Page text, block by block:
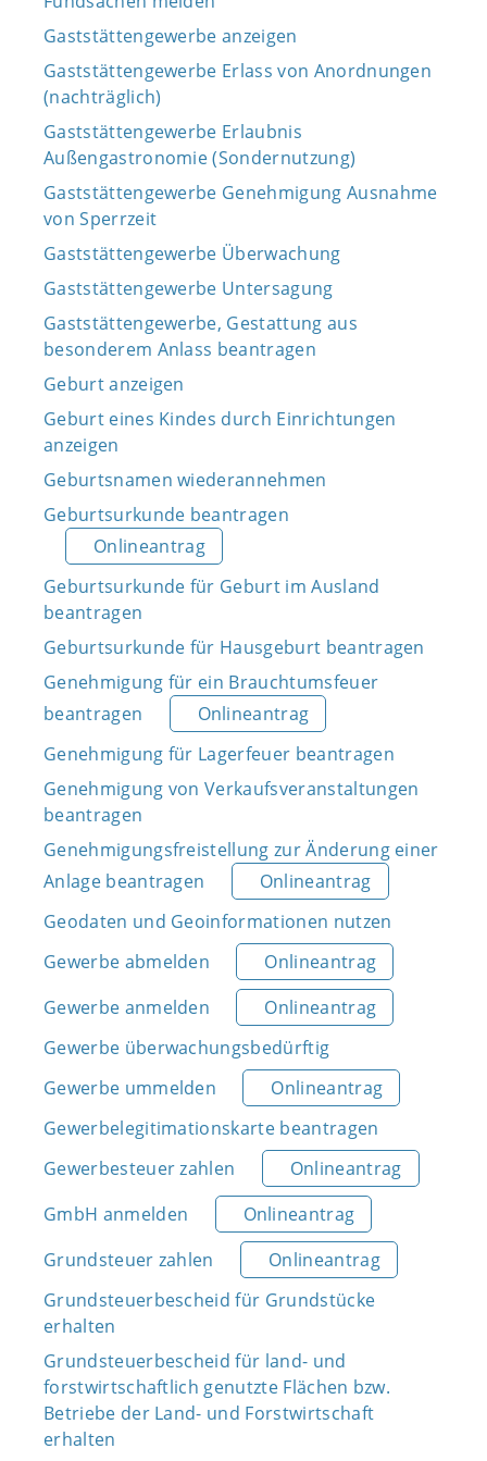
Gaststättengewerbe anzeigen
Gaststättengewerbe Erlass von Anordnungen
(nachträglich)
Gaststättengewerbe Erlaubnis
Außengastronomie (Sondernutzung)
Gaststättengewerbe Genehmigung Ausnahme
von Sperrzeit
Gaststättengewerbe Überwachung
Gaststättengewerbe Untersagung
Gaststättengewerbe, Gestattung aus
besonderem Anlass beantragen
Geburt anzeigen
Geburt eines Kindes durch Einrichtungen
anzeigen
Geburtsnamen wiederannehmen
Geburtsurkunde beantragen
Onlineantrag
Geburtsurkunde für Geburt im Ausland
beantragen
Geburtsurkunde für Hausgeburt beantragen
Genehmigung für ein Brauchtumsfeuer
beantragen
Onlineantrag
Genehmigung für Lagerfeuer beantragen
Genehmigung von Verkaufsveranstaltungen
beantragen
Genehmigungsfreistellung zur Änderung einer
Anlage beantragen
Onlineantrag
Geodaten und Geoinformationen nutzen
Gewerbe abmelden
Onlineantrag
Gewerbe anmelden
Onlineantrag
Gewerbe überwachungsbedürftig
Gewerbe ummelden
Onlineantrag
Gewerbelegitimationskarte beantragen
Gewerbesteuer zahlen
Onlineantrag
GmbH anmelden
Onlineantrag
Grundsteuer zahlen
Onlineantrag
Grundsteuerbescheid für Grundstücke
erhalten
Grundsteuerbescheid für land- und
forstwirtschaftlich genutzte Flächen bzw.
Betriebe der Land- und Forstwirtschaft
erhalten